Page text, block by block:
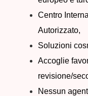
Centro
Autorizzato,
Soluzioni
Accoglie
revisione/
Nessun